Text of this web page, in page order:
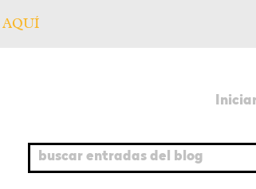
buscar entradas del blog